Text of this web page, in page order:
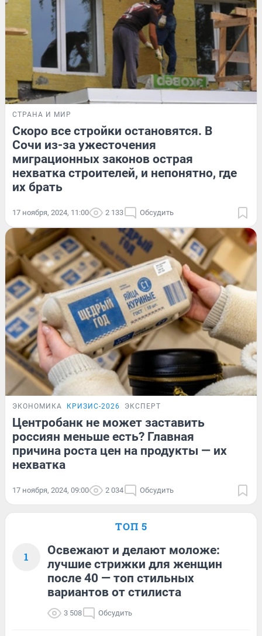
СТРАНА И МИР
Скоро все стройки остановятся. В
Сочи из-за ужесточения
миграционных законов острая
нехватка строителей, и непонятно, где
их брать
17 ноября, 2024, 11:00 2 133 Обсудить
ЭКОНОМИКА КРИЗИС-2026 ЭКСПЕРТ
Центробанк не может заставить
россиян меньше есть? Главная
причина роста цен на продукты — их
нехватка
17 ноября, 2024, 09:00 2 034 Обсудить
ТОП 5
1
Освежают и делают моложе:
лучшие стрижки для женщин
после 40 — топ стильных
вариантов от стилиста
3 508 Обсудить